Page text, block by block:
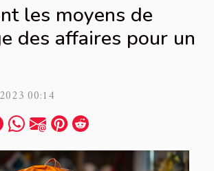
les moyens de
des affaires pour un
00:14